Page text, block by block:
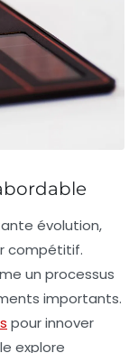
évolution,
compétitif.
un processus
importants.
pour innover
explore